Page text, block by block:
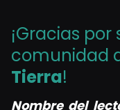
¡Gracias
comunidad
Tierra!
Nombre del